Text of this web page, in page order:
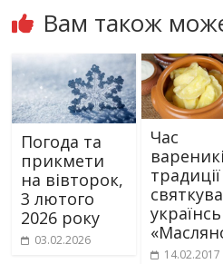
Вам також
Погода та
прикмети
на вівторок,
3 лютого
2026 року
03.02.2026
Час
традиції
14.02.2017